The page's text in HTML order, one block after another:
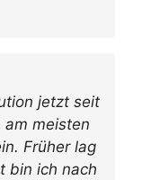
jetzt seit
am meisten
Früher lag
bin ich nach